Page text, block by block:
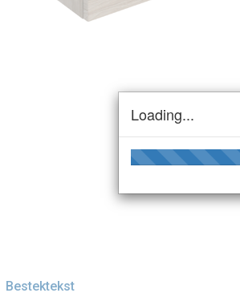
Bestektekst
Loading...